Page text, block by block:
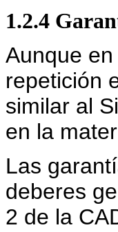
1.2.4
Aunque
repetición
similar al
en la
Las
deberes
2 de la